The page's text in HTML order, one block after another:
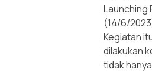
Launching
(14/6/
Kegiatan
dilakukan
tidak